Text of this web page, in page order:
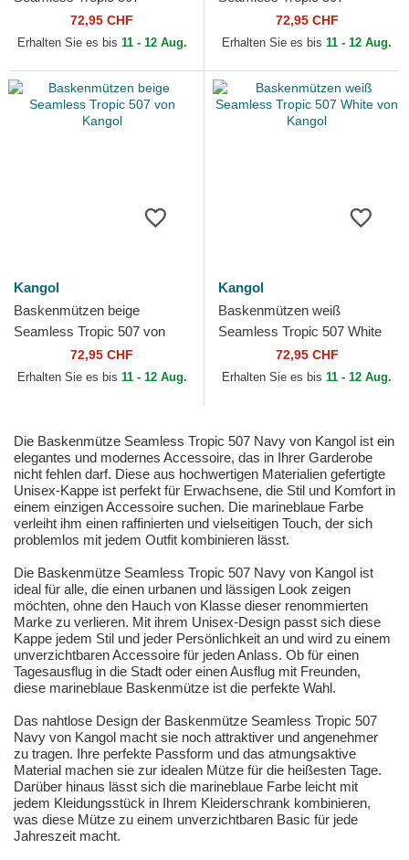
Moonstruck von Kangol
72,95 CHF
Erhalten Sie es bis 11 - 12 Aug.
Charcoal von Kangol
72,95 CHF
Erhalten Sie es bis 11 - 12 Aug.
Kangol
Baskenmützen beige
Seamless Tropic 507 von
72,95 CHF
Erhalten Sie es bis 11 - 12 Aug.
Kangol
Baskenmützen weiß
Seamless Tropic 507 White
von Kangol72,95 CHF
Erhalten Sie es bis 11 - 12 Aug.
Die Baskenmütze Seamless Tropic 507 Navy von Kangol ist ein
elegantes und modernes Accessoire, das in Ihrer Garderobe
nicht fehlen darf. Diese aus hochwertigen Materialien gefertigte
Unisex-Kappe ist perfekt für Erwachsene, die Stil und Komfort in
einem einzigen Accessoire suchen. Die marineblaue Farbe
verleiht ihm einen raffinierten und vielseitigen Touch, der sich
problemlos mit jedem Outfit kombinieren lässt.
Die Baskenmütze Seamless Tropic 507 Navy von Kangol ist
ideal für alle, die einen urbanen und lässigen Look zeigen
möchten, ohne den Hauch von Klasse dieser renommierten
Marke zu verlieren. Mit ihrem Unisex-Design passt sich diese
Kappe jedem Stil und jeder Persönlichkeit an und wird zu einem
unverzichtbaren Accessoire für jeden Anlass. Ob für einen
Tagesausflug in die Stadt oder einen Ausflug mit Freunden,
diese marineblaue Baskenmütze ist die perfekte Wahl.
Das nahtlose Design der Baskenmütze Seamless Tropic 507
Navy von Kangol macht sie noch attraktiver und angenehmer
zu tragen. Ihre perfekte Passform und das atmungsaktive
Material machen sie zur idealen Mütze für die heißesten Tage.
Darüber hinaus lässt sich die marineblaue Farbe leicht mit
jedem Kleidungsstück in Ihrem Kleiderschrank kombinieren,
was diese Mütze zu einem unverzichtbaren Basic für jede
Jahreszeit macht.